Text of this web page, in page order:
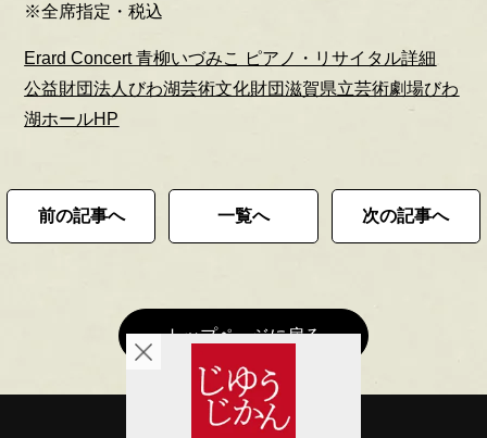
※全席指定・税込
Erard Concert 青柳いづみこ ピアノ・リサイタル詳細
公益財団法人びわ湖芸術文化財団滋賀県立芸術劇場びわ
湖ホールHP
前の記事へ 一覧へ 次の記事へ
トップページに戻る
会社概要